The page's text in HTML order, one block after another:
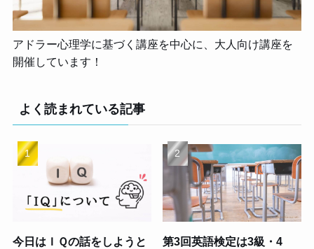
アドラー心理学に基づく講座を中心に、大人向け講座を
開催しています！
よく読まれている記事
今日はＩＱの話をしようと
第3回英語検定は3級・4